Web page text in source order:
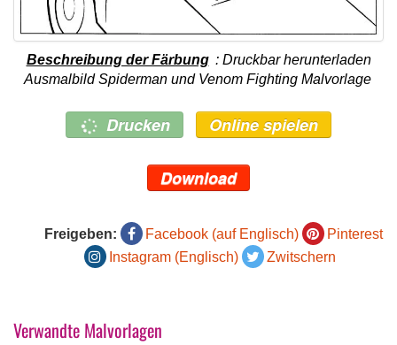
Beschreibung der Färbung : Druckbar herunterladen
Ausmalbild Spiderman und Venom Fighting Malvorlage
Drucken Online spielen
Download
Freigeben: Facebook (auf Englisch)
Pinterest
Instagram (Englisch)
Zwitschern
Verwandte Malvorlagen